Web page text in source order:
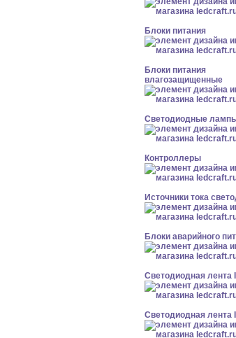
Блоки питания
Блоки питания
влагозащищенные
Светодиодные
Контроллеры
Источники тока
Блоки аварийного
Светодиодная лента
Светодиодная лента